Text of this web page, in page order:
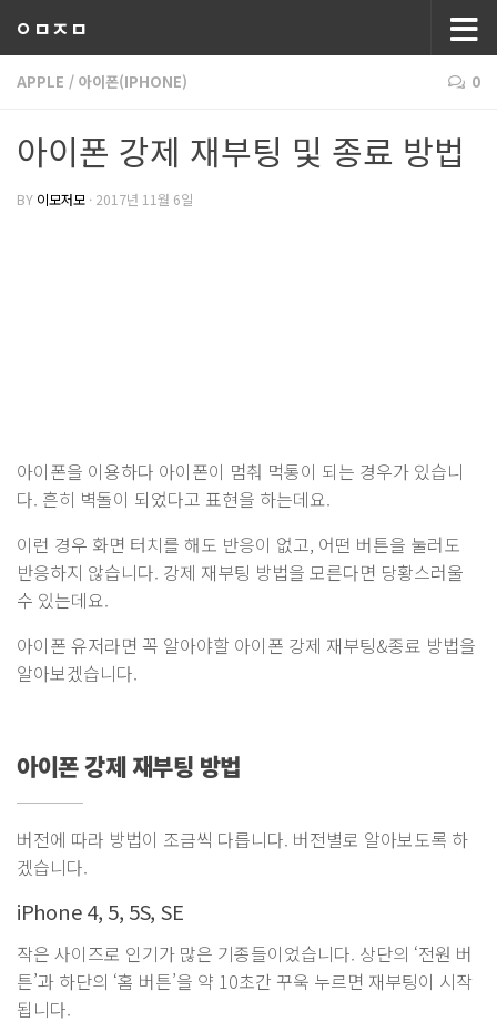
ㅇㅁㅈㅁ
APPLE / 아이폰(IPHONE) 0
아이폰 강제 재부팅 및 종료 방법
BY 이모저모 · 2017년 11월 6일
아이폰을 이용하다 아이폰이 멈춰 먹통이 되는 경우가 있습니
다. 흔히 벽돌이 되었다고 표현을 하는데요.
이런 경우 화면 터치를 해도 반응이 없고, 어떤 버튼을 눌러도
반응하지 않습니다. 강제 재부팅 방법을 모른다면 당황스러울
수 있는데요.
아이폰 유저라면 꼭 알아야할 아이폰 강제 재부팅&종료 방법을
알아보겠습니다.
아이폰 강제 재부팅 방법
버전에 따라 방법이 조금씩 다릅니다. 버전별로 알아보도록 하
겠습니다.
iPhone 4, 5, 5S, SE
작은 사이즈로 인기가 많은 기종들이었습니다. 상단의 ‘전원 버
튼’과 하단의 ‘홈 버튼’을 약 10초간 꾸욱 누르면 재부팅이 시작
됩니다.